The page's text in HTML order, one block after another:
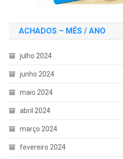
ACHADOS – MÊS / ANO
julho 2024
junho 2024
maio 2024
abril 2024
março 2024
fevereiro 2024